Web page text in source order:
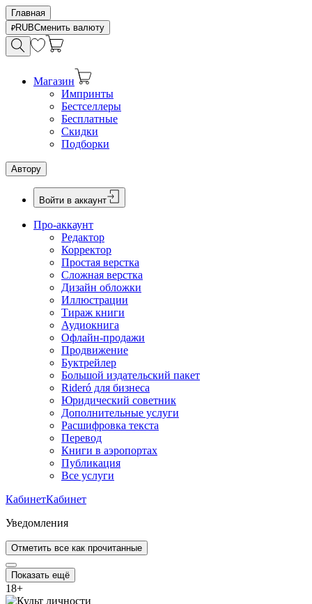
Главная
RUBСменить валюту
Магазин
Импринты
Бестселлеры
Бесплатные
Скидки
Подборки
Автору
Войти в аккаунт
Про-аккаунт
Редактор
Корректор
Простая верстка
Сложная верстка
Дизайн обложки
Иллюстрации
Тираж книги
Аудиокнига
Офлайн-продажи
Продвижение
Буктрейлер
Большой издательский пакет
Rideró для бизнеса
Юридический советник
Дополнительные услуги
Расшифровка текста
Перевод
Книги в аэропортах
Публикация
Все услуги
КабинетКабинет
Уведомления
Отметить все как прочитанные
Показать ещё
18+